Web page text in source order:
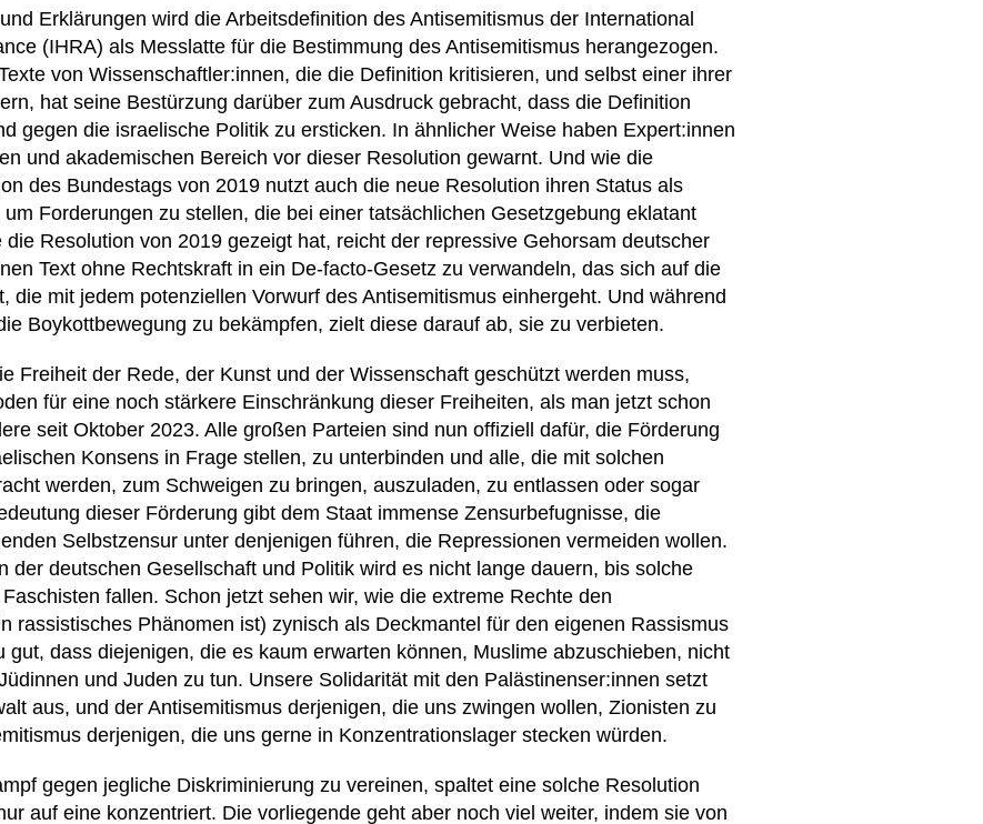
Erklärungen wird die Arbeitsdefinition des Antisemitismus der International
(IHRA) als Messlatte für die Bestimmung des Antisemitismus herangezogen.
von Wissenschaftler:innen, die die Definition kritisieren, und selbst einer ihrer
hat seine Bestürzung darüber zum Ausdruck gebracht, dass die Definition
gegen die israelische Politik zu ersticken. In ähnlicher Weise haben Expert:innen
und akademischen Bereich vor dieser Resolution gewarnt. Und wie die
des Bundestags von 2019 nutzt auch die neue Resolution ihren Status als
Forderungen zu stellen, die bei einer tatsächlichen Gesetzgebung eklatant
Resolution von 2019 gezeigt hat, reicht der repressive Gehorsam deutscher
Text ohne Rechtskraft in ein De-facto-Gesetz zu verwandeln, das sich auf die
die mit jedem potenziellen Vorwurf des Antisemitismus einhergeht. Und während
Boykottbewegung zu bekämpfen, zielt diese darauf ab, sie zu verbieten.
Freiheit der Rede, der Kunst und der Wissenschaft geschützt werden muss,
für eine noch stärkere Einschränkung dieser Freiheiten, als man jetzt schon
seit Oktober 2023. Alle großen Parteien sind nun offiziell dafür, die Förderung
Konsens in Frage stellen, zu unterbinden und alle, die mit solchen
werden, zum Schweigen zu bringen, auszuladen, zu entlassen oder sogar
dieser Förderung gibt dem Staat immense Zensurbefugnisse, die
Selbstzensur unter denjenigen führen, die Repressionen vermeiden wollen.
der deutschen Gesellschaft und Politik wird es nicht lange dauern, bis solche
fallen. Schon jetzt sehen wir, wie die extreme Rechte den
rassistisches Phänomen ist) zynisch als Deckmantel für den eigenen Rassismus
gut, dass diejenigen, die es kaum erwarten können, Muslime abzuschieben, nicht
und Juden zu tun. Unsere Solidarität mit den Palästinenser:innen setzt
aus, und der Antisemitismus derjenigen, die uns zwingen wollen, Zionisten zu
derjenigen, die uns gerne in Konzentrationslager stecken würden.
gegen jegliche Diskriminierung zu vereinen, spaltet eine solche Resolution
auf eine konzentriert. Die vorliegende geht aber noch viel weiter, indem sie von